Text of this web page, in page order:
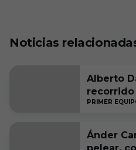
Noticias
Alberto
recorrido
PRIMER
Ánder